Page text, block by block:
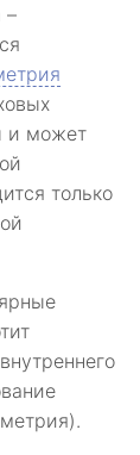
–
и может
только